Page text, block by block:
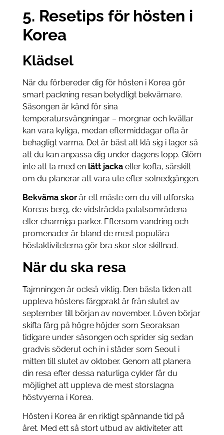
5. Resetips för hösten i
Korea
Klädsel
När du förbereder dig för hösten i Korea gör
smart packning resan betydligt bekvämare.
Säsongen är känd för sina
temperatursvängningar – morgnar och kvällar
kan vara kyliga, medan eftermiddagar ofta är
behagligt varma. Det är bäst att klä sig i lager så
att du kan anpassa dig under dagens lopp. Glöm
inte att ta med en lätt jackaeller kofta, särskilt
om du planerar att vara ute efter solnedgången.
Bekväma skorär ett måste om du vill utforska
Koreas berg, de vidsträckta palatsområdena
eller charmiga parker. Eftersom vandring och
promenader är bland de mest populära
höstaktiviteterna gör bra skor stor skillnad.
När du ska resa
Tajmningen är också viktig. Den bästa tiden att
uppleva höstens färgprakt är från slutet av
september till början av november. Löven börjar
skifta färg på högre höjder som Seoraksan
tidigare under säsongen och sprider sig sedan
gradvis söderut och in i städer som Seoul i
mitten till slutet av oktober. Genom att planera
din resa efter dessa naturliga cykler får du
möjlighet att uppleva de mest storslagna
höstvyerna i Korea.
Hösten i Korea är en riktigt spännande tid på
året. Med ett så stort utbud av aktiviteter att